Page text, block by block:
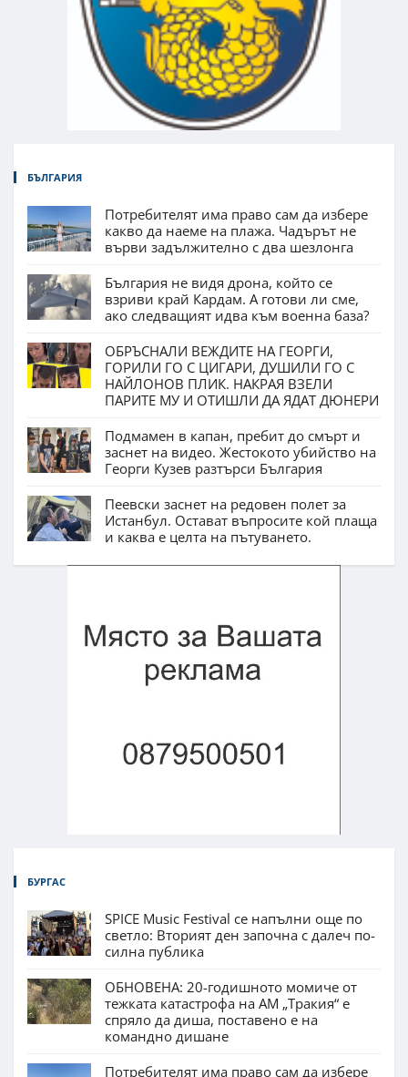
БЪЛГАРИЯ
Потребителят има право сам да избере
какво да наеме на плажа. Чадърът не
върви задължително с два шезлонга
България не видя дрона, който се
взриви край Кардам. А готови ли сме,
ако следващият идва към военна база?
ОБРЪСНАЛИ ВЕЖДИТЕ НА ГЕОРГИ,
ГОРИЛИ ГО С ЦИГАРИ, ДУШИЛИ ГО С
НАЙЛОНОВ ПЛИК. НАКРАЯ ВЗЕЛИ
ПАРИТЕ МУ И ОТИШЛИ ДА ЯДАТ ДЮНЕРИ
Подмамен в капан, пребит до смърт и
заснет на видео. Жестокото убийство на
Георги Кузев разтърси България
Пеевски заснет на редовен полет за
Истанбул. Остават въпросите кой плаща
и каква е целта на пътуването.
БУРГАС
SPICE Music Festival се напълни още по
светло: Вторият ден започна с далеч по-
силна публика
ОБНОВЕНА: 20-годишното момиче от
тежката катастрофа на АМ „Тракия“ е
спряло да диша, поставено е на
командно дишане
Потребителят има право сам да избере